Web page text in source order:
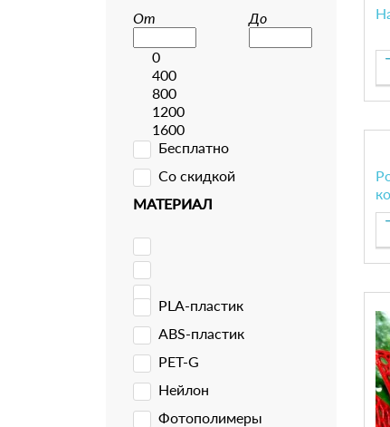
От
До
0
400
800
1200
1600
Бесплатно
Со скидкой
МАТЕРИАЛ
PLA-пластик
ABS-пластик
PET-G
Нейлон
Фотополимеры